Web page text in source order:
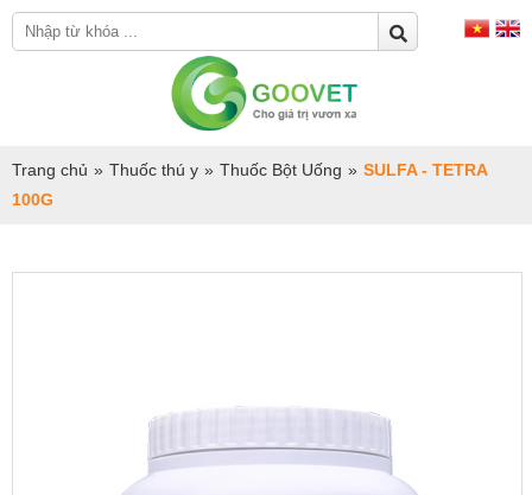
Trang chủ » Thuốc thú y » Thuốc Bột Uống » SULFA - TETRA
100G